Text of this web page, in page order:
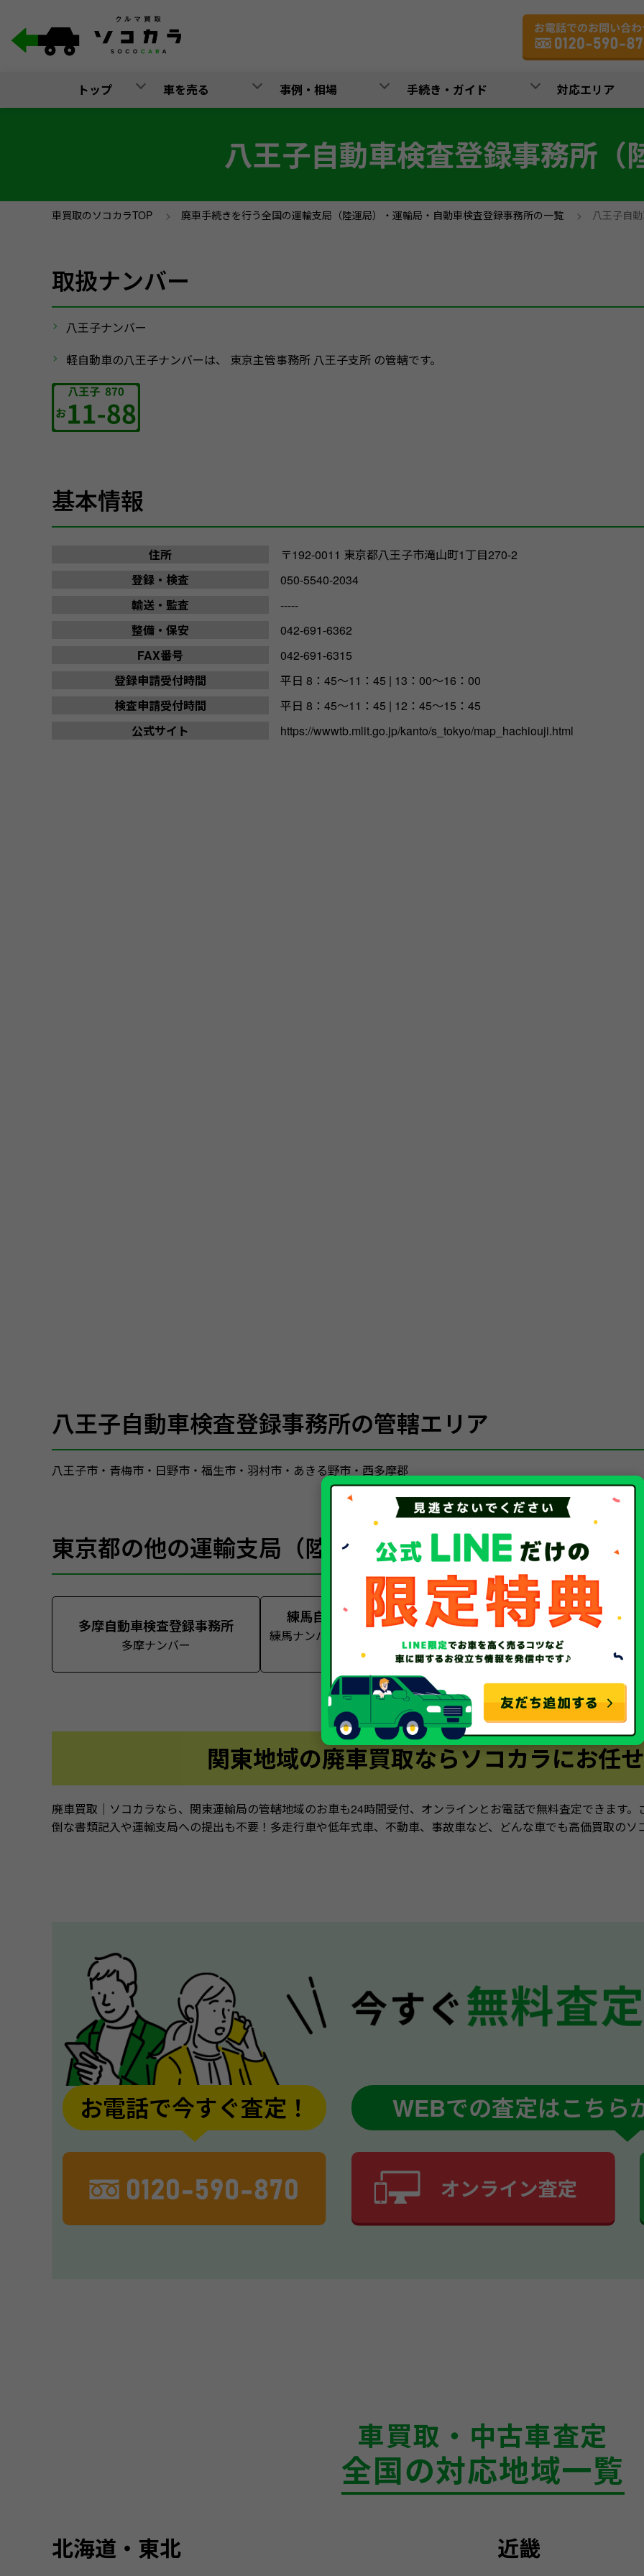
トップ 車を売る 事例・相場 手続き・ガイド 対応エリア
八王子自動車検査登録事務所（
車買取のソコカラTOP > 廃車手続きを行う全国の運輸支局（陸運局）・運輸局・自動車検査登録事務所の一覧 > 八王子自
取扱ナンバー
八王子ナンバー
軽自動車の八王子ナンバーは、 東京主管事務所 八王子支所 の管轄です。
基本情報
住所
〒192-0011 東京都八王子市滝山町1丁目270-2
登録・検査
050-5540-2034
輸送・監査
-----
整備・保安
042-691-6362
FAX番号
042-691-6315
登録申請受付時間
平日 8：45～11：45 | 13：00～16：00
検査申請受付時間
平日 8：45～11：45 | 12：45～15：45
公式サイト
https://wwwtb.mlit.go.jp/kanto/s_tokyo/map_hachiouji.html
八王子自動車検査登録事務所の管轄エリア
八王子市・青梅市・日野市・福生市・羽村市・あきる野市・西多摩郡
東京都の他の運輸支局（陸運局）
多摩自動車検査登録事務所
多摩ナンバー
練馬自動車検査登録事務所
練馬ナンバー ・杉並ナンバー・ 板橋
ナンバー
足立自動車検査登録事務
ナンバー
関東地域の廃車買取ならソコカラにお任
廃車買取｜ソコカラなら、関東運輸局の管轄地域のお車も24時間受付、オンラインとお電話で無料査定できます
倒な書類記入や運輸支局への提出も不要！多走行車や低年式車、不動車、事故車など、どんな車でも高価買取の
お電話で今すぐ査定！ WEBでの査定はこちら
車買取・中古車査定
全国の対応地域一覧
北海道・東北 近畿